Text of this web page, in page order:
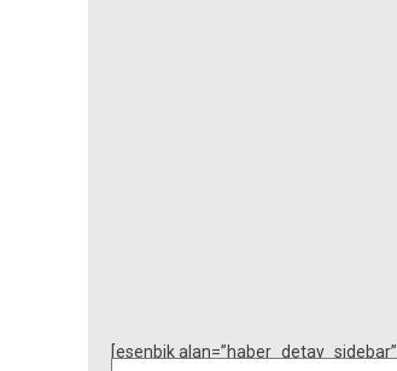
[esenbik alan=”haber_detay_sidebar”]